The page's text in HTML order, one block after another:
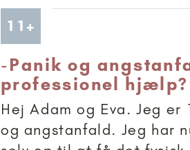
11+
-Panik og
professionel hjælp?
Hej Adam og Eva. Jeg
og angstanfald. Jeg har